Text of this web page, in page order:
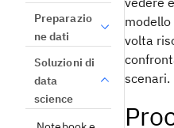
Preparazio
ne dati
Soluzioni di
data
science
volta
scenari.